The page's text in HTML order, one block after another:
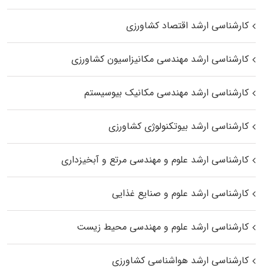
کارشناسی ارشد اقتصاد کشاورزی
کارشناسی ارشد مهندسی مکانیزاسیون کشاورزی
کارشناسی ارشد مهندسی مکانیک بیوسیستم
کارشناسی ارشد بیوتکنولوژی کشاورزی
کارشناسی ارشد علوم و مهندسی مرتع و آبخیزداری
کارشناسی ارشد علوم و صنایع غذایی
کارشناسی ارشد علوم و مهندسی محیط زیست
کارشناسی ارشد هواشناسی کشاورزی